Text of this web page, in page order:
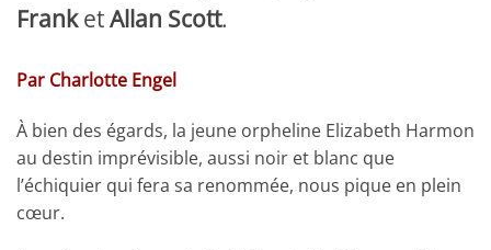
FranketAllan Scott.
Par Charlotte Engel
À bien des égards, la jeune orpheline Elizabeth Harmon
au destin imprévisible, aussi noir et blanc que
l’échiquier qui fera sa renommée, nous pique en plein
cœur.